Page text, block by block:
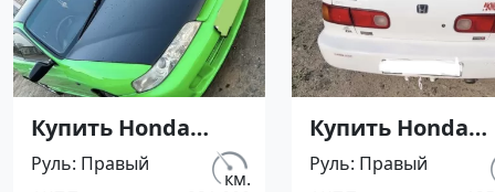
Купить Honda
Integra 1600 см3
АКПП (120 л.с.)
км.
Руль Правый
Купить Honda
Integra 2000 см3
АКПП (120 л.с.)
Руль Правый